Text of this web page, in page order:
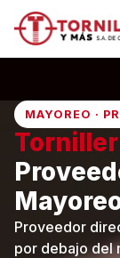
MAYOREO ·
Proveedor
por debajo del